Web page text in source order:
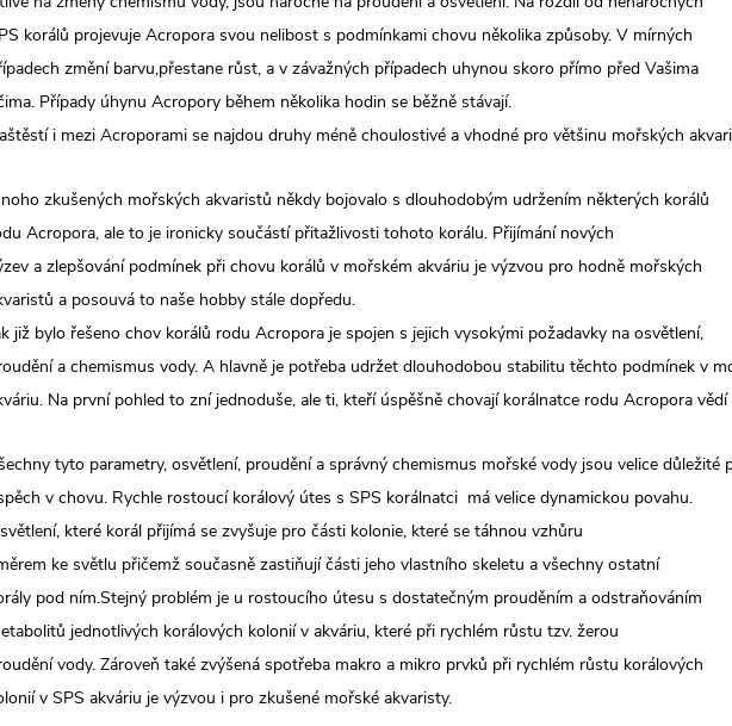
korálů projevuje Acropora svou nelibost s podmínkami chovu několika způsoby. V mírných
změní barvu,přestane růst, a v závažných případech uhynou skoro přímo před Vašima
Případy úhynu Acropory během několika hodin se běžně stávají.
i mezi Acroporami se najdou druhy méně choulostivé a vhodné pro většinu mořských
zkušených mořských akvaristů někdy bojovalo s dlouhodobým udržením některých korálů
Acropora, ale to je ironicky součástí přitažlivosti tohoto korálu. Přijímání nových
a zlepšování podmínek při chovu korálů v mořském akváriu je výzvou pro hodně mořských
a posouvá to naše hobby stále dopředu.
již bylo řešeno chov korálů rodu Acropora je spojen s jejich vysokými požadavky na osvětlení,
a chemismus vody. A hlavně je potřeba udržet dlouhodobou stabilitu těchto podmínek v
Na první pohled to zní jednoduše, ale ti, kteří úspěšně chovají korálnatce rodu Acropora vědí
tyto parametry, osvětlení, proudění a správný chemismus mořské vody jsou velice důležité
v chovu. Rychle rostoucí korálový útes s SPS korálnatci má velice dynamickou povahu.
které korál přijímá se zvyšuje pro části kolonie, které se táhnou vzhůru
ke světlu přičemž současně zastiňují části jeho vlastního skeletu a všechny ostatní
pod ním.Stejný problém je u rostoucího útesu s dostatečným prouděním a odstraňováním
jednotlivých korálových kolonií v akváriu, které při rychlém růstu tzv. žerou
vody. Zároveň také zvýšená spotřeba makro a mikro prvků při rychlém růstu korálových
v SPS akváriu je výzvou i pro zkušené mořské akvaristy.